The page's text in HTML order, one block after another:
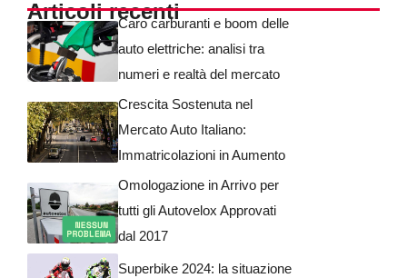
Articoli recentiCaro carburanti e boom delle
auto elettriche: analisi tra
numeri e realtà del mercato
Crescita Sostenuta nel
Mercato Auto Italiano:
Immatricolazioni in Aumento
Omologazione in Arrivo per
tutti gli Autovelox Approvati
dal 2017
Superbike 2024: la situazione